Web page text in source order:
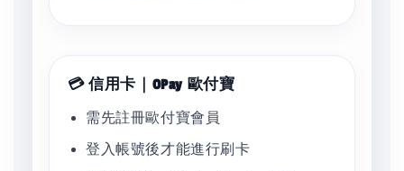
💳 信用卡｜OPay 歐付寶
需先註冊歐付寶會員
登入帳號後才能進行刷卡